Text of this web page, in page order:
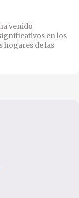
venido
en los
hogares de las